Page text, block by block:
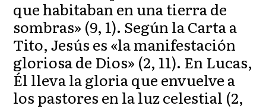
que habitaban en una tierra de
sombras» (9, 1). Según la Carta a
Tito, Jesús es «la manifestación
gloriosa de Dios» (2, 11). En Lucas,
Él lleva la gloria que envuelve a
los pastores en la luz celestial (2,